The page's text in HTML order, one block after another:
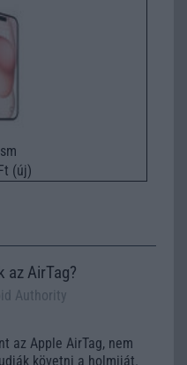
(új)
az AirTag?
Authority
az Apple AirTag, nem
követni a holmiját.